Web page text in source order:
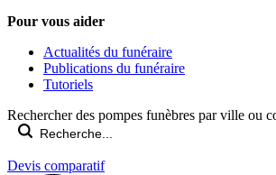
Pour vous aider
Actualités du funéraire
Publications du funéraire
Tutoriels
Rechercher des pompes funèbres par ville ou
Devis comparatif